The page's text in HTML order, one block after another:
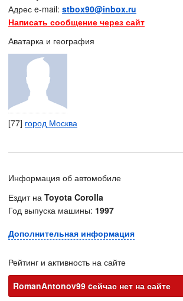
Адрес e-mail: stbox90@inbox.ru
Написать сообщение через сайт
Аватарка и география
[77] город Москва
Информация об автомобиле
Ездит на Toyota Corolla
Год выпуска машины: 1997
Дополнительная информация
Рейтинг и активность на сайте
RomanAntonov99 cейчас нет на сайте